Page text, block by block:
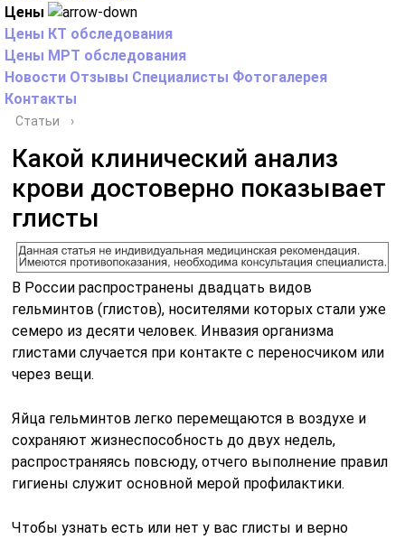
Цены
Цены КТ обследования
Цены МРТ обследования
Новости Отзывы Специалисты Фотогалерея
Контакты
Статьи ›
Какой клинический анализ
крови достоверно показывает
глисты
В России распространены двадцать видов
гельминтов (глистов), носителями которых стали уже
семеро из десяти человек. Инвазия организма
глистами случается при контакте с переносчиком или
через вещи.
Яйца гельминтов легко перемещаются в воздухе и
сохраняют жизнеспособность до двух недель,
распространяясь повсюду, отчего выполнение правил
гигиены служит основной мерой профилактики.
Чтобы узнать есть или нет у вас глисты и верно